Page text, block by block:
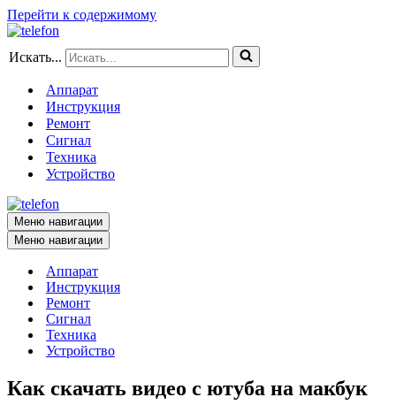
Перейти к содержимому
Искать...
Аппарат
Инструкция
Ремонт
Сигнал
Техника
Устройство
Меню навигации
Меню навигации
Аппарат
Инструкция
Ремонт
Сигнал
Техника
Устройство
Как скачать видео с ютуба на макбук